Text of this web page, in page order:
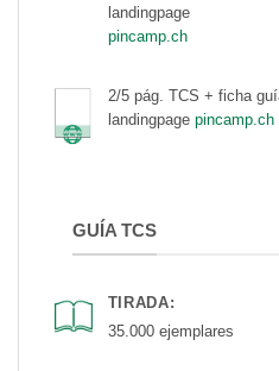
landingpage
pincamp.ch
2/5 pág. TCS + ficha
landingpage pincamp.ch
GUÍA TCS
TIRADA:
35.000 ejemplares